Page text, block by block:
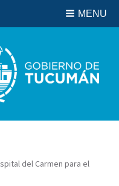
MENU
del Carmen para el